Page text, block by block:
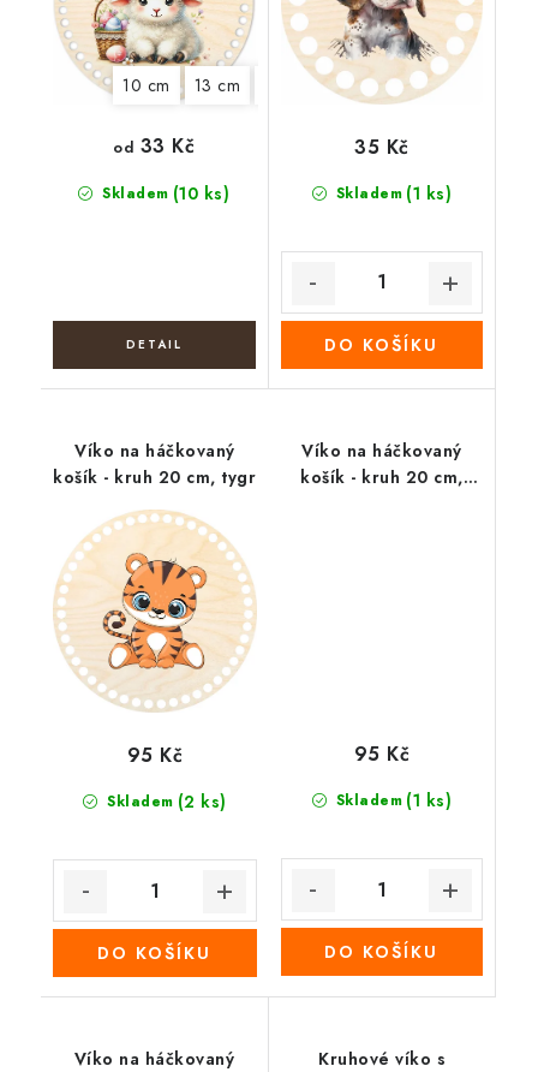
10 cm 13 cm 18 cm 20 cm
Skladem (10 ks)
od 33 Kč
Skladem (1 ks)
35 Kč
DO KOŠÍKU
Víko na háčkovaný
košík - kruh 20 cm, tygr
Skladem (2 ks)
95 Kč
DO KOŠÍKU
Víko na háčkovaný
košík - kruh 20 cm,
Skladem (1 ks)
95 Kč
DO KOŠÍKU
Víko na háčkovaný
Kruhové víko s